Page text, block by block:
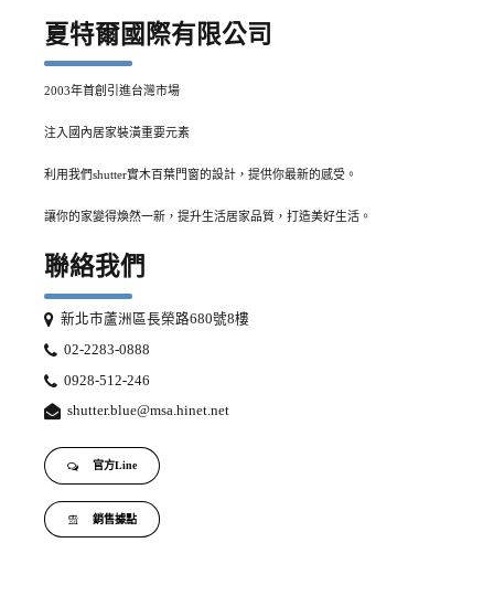
夏特爾國際有限公司
2003年首創引進台灣市場
注入國內居家裝潢重要元素
利用我們shutter實木百葉門窗的設計，提供你最新的感受。
讓你的家變得煥然一新，提升生活居家品質，打造美好生活。
聯絡我們
新北市蘆洲區長榮路680號8樓
02-2283-0888
0928-512-246
shutter.blue@msa.hinet.net
官方Line
銷售據點